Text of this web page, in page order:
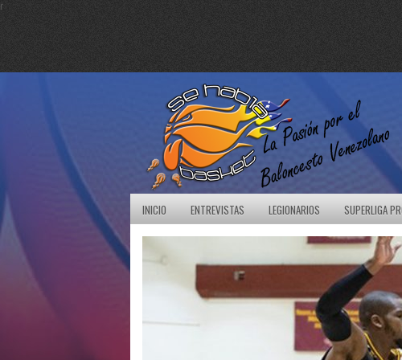
r
INICIO ENTREVISTAS LEGIONARIOS SUPERLIGA